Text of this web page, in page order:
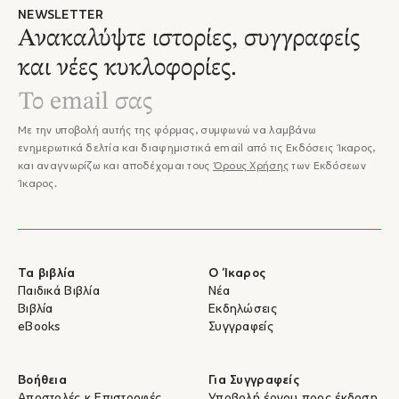
NEWSLETTER
Ανακαλύψτε ιστορίες, συγγραφείς
και νέες κυκλοφορίες.
Με την υποβολή αυτής της φόρμας, συμφωνώ να λαμβάνω
ενημερωτικά δελτία και διαφημιστικά email από τις Εκδόσεις Ίκαρος,
και αναγνωρίζω και αποδέχομαι τους Όρους Χρήσης των Εκδόσεων
Ίκαρος.
Τα βιβλία
Παιδικά Βιβλία
Βιβλία
eBooks
Ο Ίκαρος
Νέα
Εκδηλώσεις
Συγγραφείς
Βοήθεια
Για Συγγραφείς